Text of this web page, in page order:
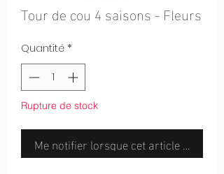
Tour de cou 4 saisons - Fleurs
Quantité*
Rupture de stock
Me notifier lorsque cet article est